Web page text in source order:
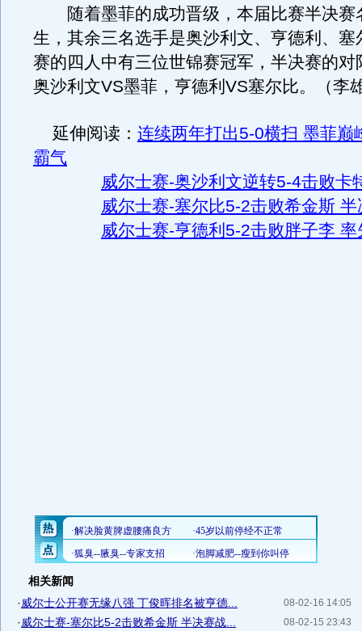
随着墨菲的成功晋级，本届比赛半决赛
生，其余三名选手是奥沙利文、亨德利、塞
赛的四人中有三位世锦赛冠军，半决赛的对
奥沙利文VS墨菲，亨德利VS塞尔比。（李
延伸阅读： 连续两年打出5-0横扫 墨菲巅
霸气
威尔士赛-奥沙利文逆转5-4击败卡
威尔士赛-塞尔比5-2击败希金斯
威尔士赛-亨德利5-2击败胖子李
相关新闻
08-02-16 14:05
· 威尔士公开赛无缘八强 丁俊晖排名被亨德...
08-02-15 23:43
· 威尔士赛-塞尔比5-2击败希金斯 半决赛战...